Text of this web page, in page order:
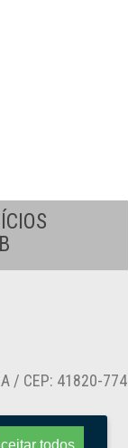
todos
/ CEP: 41820-774